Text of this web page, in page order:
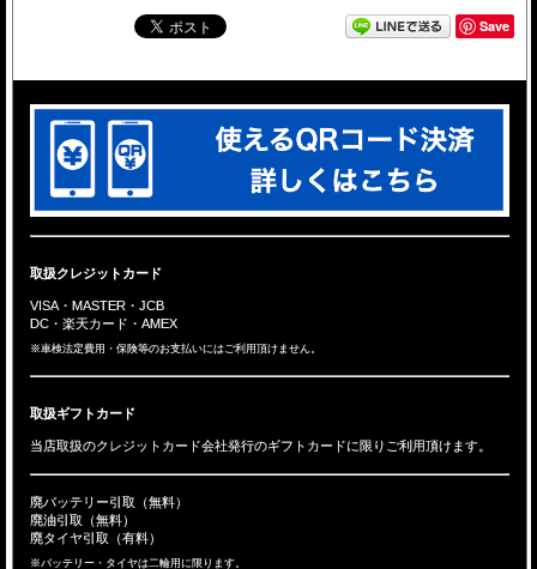
Save
取扱クレジットカード
VISA・MASTER・JCB
DC・楽天カード・AMEX
※車検法定費用・保険等のお支払いにはご利用頂けません。
取扱ギフトカード
当店取扱のクレジットカード会社発行のギフトカードに限りご利用頂けます。
廃バッテリー引取（無料）
廃油引取（無料）
廃タイヤ引取（有料）
※バッテリー・タイヤは二輪用に限ります。